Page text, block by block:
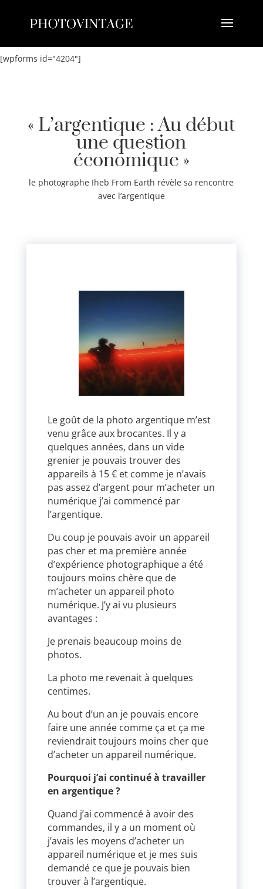
[wpforms id="4204"]
« L’argentique : Au début
une question
économique »
le photographe Iheb From Earth révèle sa rencontre
avec l’argentique
Le goût de la photo argentique m’est
venu grâce aux brocantes. Il y a
quelques années, dans un vide
grenier je pouvais trouver des
appareils à 15 € et comme je n’avais
pas assez d’argent pour m’acheter un
numérique j’ai commencé par
l’argentique.
Du coup je pouvais avoir un appareil
pas cher et ma première année
d’expérience photographique a été
toujours moins chère que de
m’acheter un appareil photo
numérique. J’y ai vu plusieurs
avantages :
Je prenais beaucoup moins de
photos.
La photo me revenait à quelques
centimes.
Au bout d’un an je pouvais encore
faire une année comme ça et ça me
reviendrait toujours moins cher que
d’acheter un appareil numérique.
Pourquoi j’ai continué à travailler
en argentique ?
Quand j’ai commencé à avoir des
commandes, il y a un moment où
j’avais les moyens d’acheter un
appareil numérique et je mes suis
demandé ce que je pouvais bien
trouver à l’argentique.